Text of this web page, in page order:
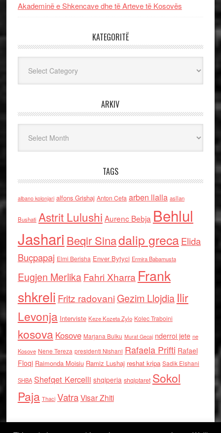
Akademinë e Shkencave dhe të Arteve të Kosovës
KATEGORITË
ARKIV
TAGS
albano kolonjari alfons Grishaj Anton Cefa arben llalla asllan
Bushati Astrit Lulushi Aurenc Bebja Behlul
Jashari Beqir Sinadalip grecaElida
Buçpapaj Elmi Berisha Enver Bytyci Ermira Babamusta
Eugjen MerlikaFahri Xharra Frank
shkreli Fritz radovaniGezim Llojdia Ilir
Levonja Interviste Keze Kozeta Zylo Kolec Traboini
kosova Kosove Marjana Bulku Murat Gecaj nderroi jete ne
Kosove Nene Tereza presidenti Nishani Rafaela Prifti Rafael
Floqi Raimonda Moisiu Ramiz Lushaj reshat kripa Sadik Elshani
SHBA Shefqet Kercelli shqiperia shqiptaret Sokol
Paja Thaci VatraVisar Zhiti